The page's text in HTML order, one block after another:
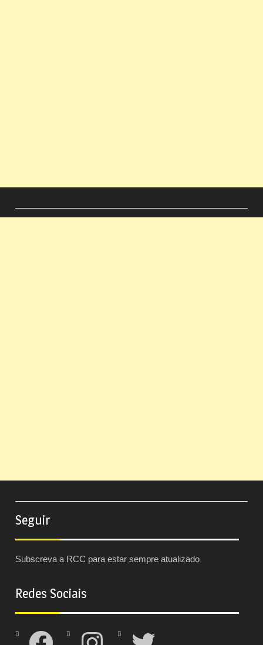
Seguir
Subscreva a RCC para estar sempre atualizado
Redes Sociais
Facebook Instagram Twitter